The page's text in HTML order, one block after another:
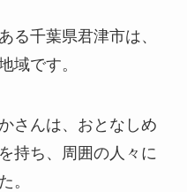
る千葉県君津市は、
域です。
さんは、おとなしめ
持ち、周囲の人々に
。